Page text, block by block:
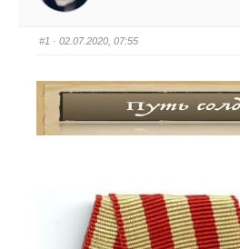
#1 · 02.07.2020, 07:55